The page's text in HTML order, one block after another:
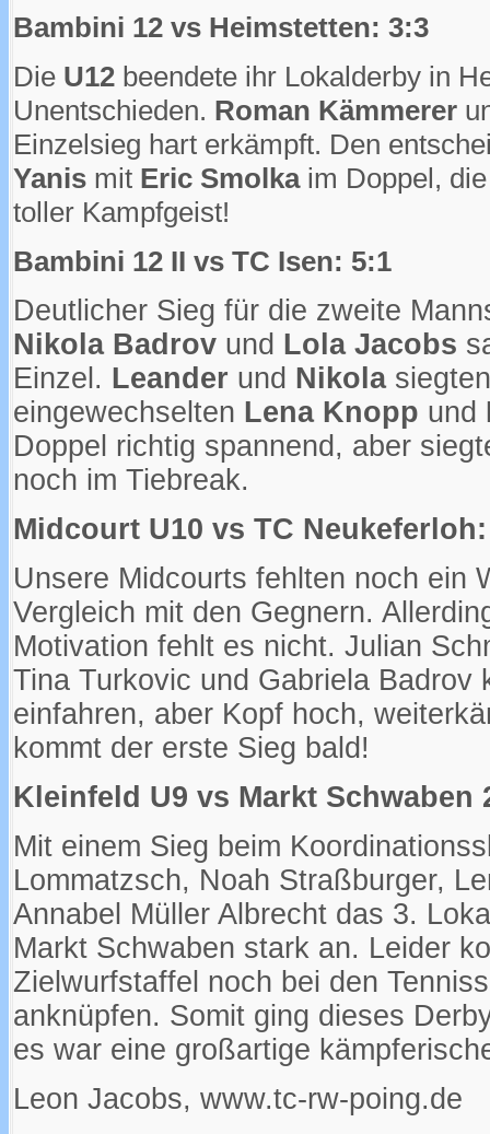
Bambini 12 vs Heimstetten: 3:3
Die U12 beendete ihr Lokalderby in
Unentschieden. Roman Kämmerer
Einzelsieg hart erkämpft. Den
Yanis mit Eric Smolkaim Doppel,
toller Kampfgeist!
Bambini 12 II vs TC Isen: 5:1
Deutlicher Sieg für die zweite
Nikola Badrov und Lola Jacobs
Einzel. Leander und Nikola
eingewechselten Lena Knopp und
Doppel richtig spannend, aber
noch im Tiebreak.
Midcourt U10 vs TC
Unsere Midcourts fehlten noch ein
Vergleich mit den Gegnern.
Motivation fehlt es nicht. Julian
Tina Turkovic und Gabriela Badrov
einfahren, aber Kopf hoch,
kommt der erste Sieg bald!
Kleinfeld U9 vs Markt Schwaben
Mit einem Sieg beim
Lommatzsch, Noah Straßburger,
Annabel Müller Albrecht das 3.
Markt Schwaben stark an. Leider
Zielwurfstaffel noch bei den
anknüpfen. Somit ging dieses
es war eine großartige
Leon Jacobs, www.tc-rw-poing.de